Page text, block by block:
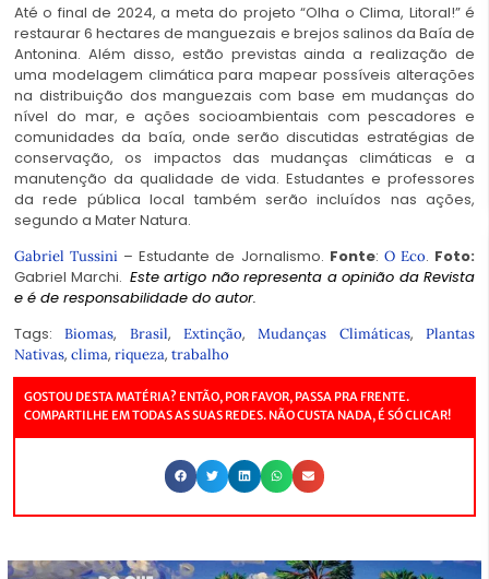
Até o final de 2024, a meta do projeto “Olha o Clima, Litoral!” é
restaurar 6 hectares de manguezais e brejos salinos da Baía de
Antonina. Além disso, estão previstas ainda a realização de
uma modelagem climática para mapear possíveis alterações
na distribuição dos manguezais com base em mudanças do
nível do mar, e ações socioambientais com pescadores e
comunidades da baía, onde serão discutidas estratégias de
conservação, os impactos das mudanças climáticas e a
manutenção da qualidade de vida. Estudantes e professores
da rede pública local também serão incluídos nas ações,
segundo a Mater Natura.
Gabriel Tussini – Estudante de Jornalismo. Fonte: O Eco. Foto:
Gabriel Marchi. Este artigo não representa a opinião da Revista
e é de responsabilidade do autor.
Tags:Biomas, Brasil,Extinção,Mudanças Climáticas,Plantas
Nativas, clima, riqueza, trabalho
GOSTOU DESTA MATÉRIA? ENTÃO, POR FAVOR, PASSA PRA FRENTE.
COMPARTILHE EM TODAS AS SUAS REDES. NÃO CUSTA NADA, É SÓ CLICAR!